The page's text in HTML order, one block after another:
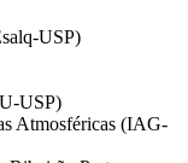
USP)
USP)
Atmosféricas (IAG-